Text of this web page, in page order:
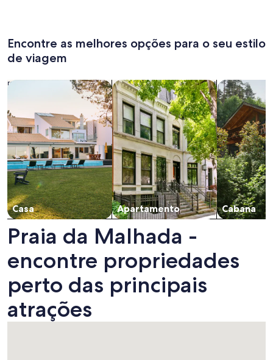
Encontre as melhores opções para o seu estilo
de viagem
Casa
Busque casas
Apartamento
Busque apartamentos
Cabana
buscar
Praia da Malhada -
encontre propriedades
perto das principais
atrações